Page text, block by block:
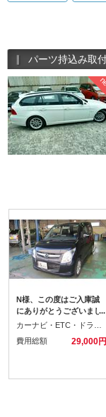
パーツ持込み取
N様、この度はご入庫誠
にありがとうございまし
た。今回はフルセグメモ
ルームミラー、ETCの取
費用総額
29,000円